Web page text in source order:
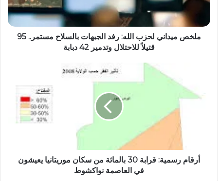
ملخص ميداني لحزب الله: رفد الجبهات بالسلاح مستمر.. 95
قتيلاً للاحتلال وتدمير 42 دبابة
أرقام رسمية: قرابة 30 بالمائة من سكان موريتانيا يعيشون
في العاصمة نواكشوط